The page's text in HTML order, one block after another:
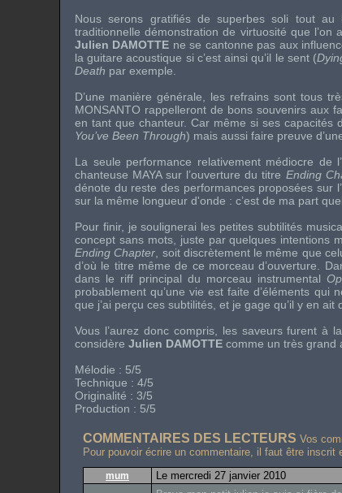
Nous serons gratifiés de superbessoli tout au
traditionnelle démonstration de virtuosité que l’on
Julien DAMOTTE ne se cantonne pas aux
la guitare acoustique si c’est ainsi qu’il le sent (
Death par exemple.
D’une manière générale, les refrains sont tous
MONSANTO rappelleront de bons souvenirs aux
en tant que chanteur. Car même si ses
You’ve Been Through) mais aussi faire preuve
La seule performance relativement médiocre de
chanteuse MAYAsur l’ouverture du titre Ending
dénote du reste des performances proposées sur
sur la même longueur d'onde : c’est de ma part
Pour finir, je soulignerai les petites subtilités
concept sans mots, juste par quelques intentions
Ending Chapter , soit discrètement le même que
d’où le titre même de ce morceau d’ouverture.
dans le riffprincipal du morceau instrumental
probablement qu’une vie est faite d’éléments
que j’ai perçu ces subtilités, et je gage qu’il y en
Vous l’aurez donc compris, les saveurs furent à
considère Julien DAMOTTE comme un très grand
Mélodie : 5/5
Technique : 4/5
Originalité : 3/5
Production : 5/5
COMMENTAIRES DES LECTEURS Vos
Pour pouvoir écrire un commentaire, il faut être inscrit
mum
Le mercredi 27 janvier 2010